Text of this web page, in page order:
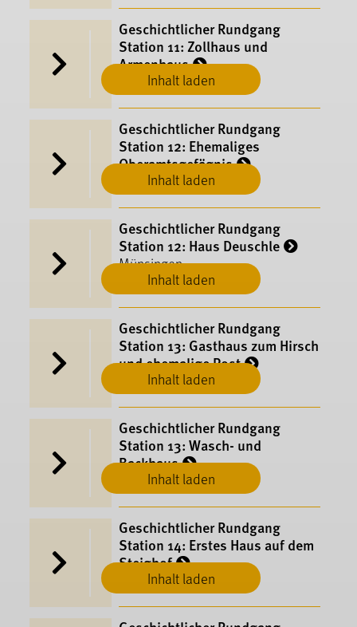
Inhalt laden
Geschichtlicher Rundgang
Station 11: Zollhaus und
Armenhaus
Münsingen
Inhalt laden
Geschichtlicher Rundgang
Station 12: Ehemaliges
Oberamtsgefägnis
Münsingen
Inhalt laden
Geschichtlicher Rundgang
Station 12: Haus Deuschle
Münsingen
Inhalt laden
Geschichtlicher Rundgang
Station 13: Gasthaus zum Hirsch
und ehemalige Post
Münsingen
Inhalt laden
Geschichtlicher Rundgang
Station 13: Wasch- und
Backhaus
Münsingen
Inhalt laden
Geschichtlicher Rundgang
Station 14: Erstes Haus auf dem
Steighof
Münsingen